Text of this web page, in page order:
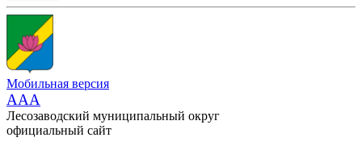
Мобильная версия
AAA
Лесозаводский муниципальный округ
официальный сайт